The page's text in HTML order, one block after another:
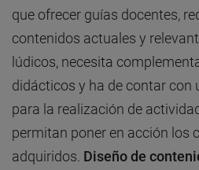
que ofrecer guías docentes,
contenidos actuales y
lúdicos, necesita
didácticos y ha de contar con
para la realización de
permitan poner en acción los
adquiridos. Diseño de